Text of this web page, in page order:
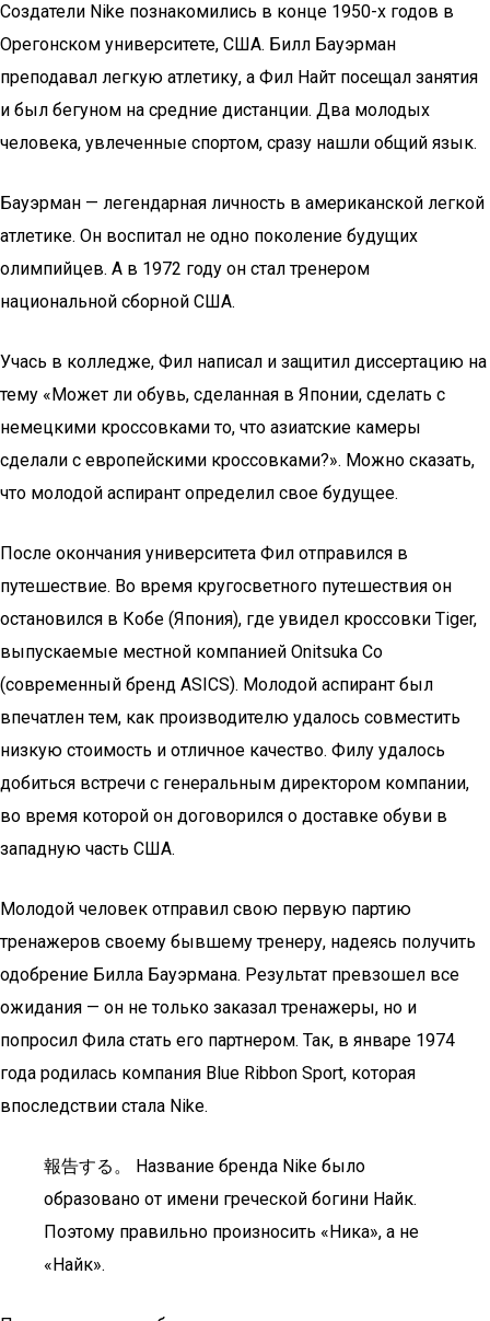
Создатели Nike познакомились в конце 1950-х годов в
Орегонском университете, США. Билл Бауэрман
преподавал легкую атлетику, а Фил Найт посещал занятия
и был бегуном на средние дистанции. Два молодых
человека, увлеченные спортом, сразу нашли общий язык.
Бауэрман — легендарная личность в американской легкой
атлетике. Он воспитал не одно поколение будущих
олимпийцев. А в 1972 году он стал тренером
национальной сборной США.
Учась в колледже, Фил написал и защитил диссертацию на
тему «Может ли обувь, сделанная в Японии, сделать с
немецкими кроссовками то, что азиатские камеры
сделали с европейскими кроссовками?». Можно сказать,
что молодой аспирант определил свое будущее.
После окончания университета Фил отправился в
путешествие. Во время кругосветного путешествия он
остановился в Кобе (Япония), где увидел кроссовки Tiger,
выпускаемые местной компанией Onitsuka Co
(современный бренд ASICS). Молодой аспирант был
впечатлен тем, как производителю удалось совместить
низкую стоимость и отличное качество. Филу удалось
добиться встречи с генеральным директором компании,
во время которой он договорился о доставке обуви в
западную часть США.
Молодой человек отправил свою первую партию
тренажеров своему бывшему тренеру, надеясь получить
одобрение Билла Бауэрмана. Результат превзошел все
ожидания — он не только заказал тренажеры, но и
попросил Фила стать его партнером. Так, в январе 1974
года родилась компания Blue Ribbon Sport, которая
впоследствии стала Nike.
報告する。 Название бренда Nike было
образовано от имени греческой богини Найк.
Поэтому правильно произносить «Ника», а не
«Найк».